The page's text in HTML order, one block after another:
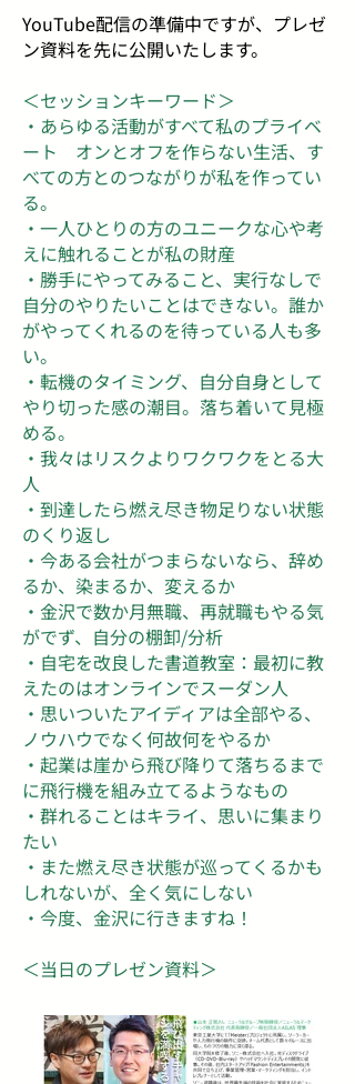
YouTube配信の準備中ですが、プレゼ
ン資料を先に公開いたします。
＜セッションキーワード＞
・あらゆる活動がすべて私のプライベ
ート オンとオフを作らない生活、す
べての方とのつながりが私を作ってい
る。
・一人ひとりの方のユニークな心や考
えに触れることが私の財産
・勝手にやってみること、実行なしで
自分のやりたいことはできない。誰か
がやってくれるのを待っている人も多
い。
・転機のタイミング、自分自身として
やり切った感の潮目。落ち着いて見極
める。
・我々はリスクよりワクワクをとる大
人
・到達したら燃え尽き物足りない状態
のくり返し
・今ある会社がつまらないなら、辞め
るか、染まるか、変えるか
・金沢で数か月無職、再就職もやる気
がでず、自分の棚卸/分析
・自宅を改良した書道教室：最初に教
えたのはオンラインでスーダン人
・思いついたアイディアは全部やる、
ノウハウでなく何故何をやるか
・起業は崖から飛び降りて落ちるまで
に飛行機を組み立てるようなもの
・群れることはキライ、思いに集まり
たい
・また燃え尽き状態が巡ってくるかも
しれないが、全く気にしない
・今度、金沢に行きますね！
​＜当日のプレゼン資料＞